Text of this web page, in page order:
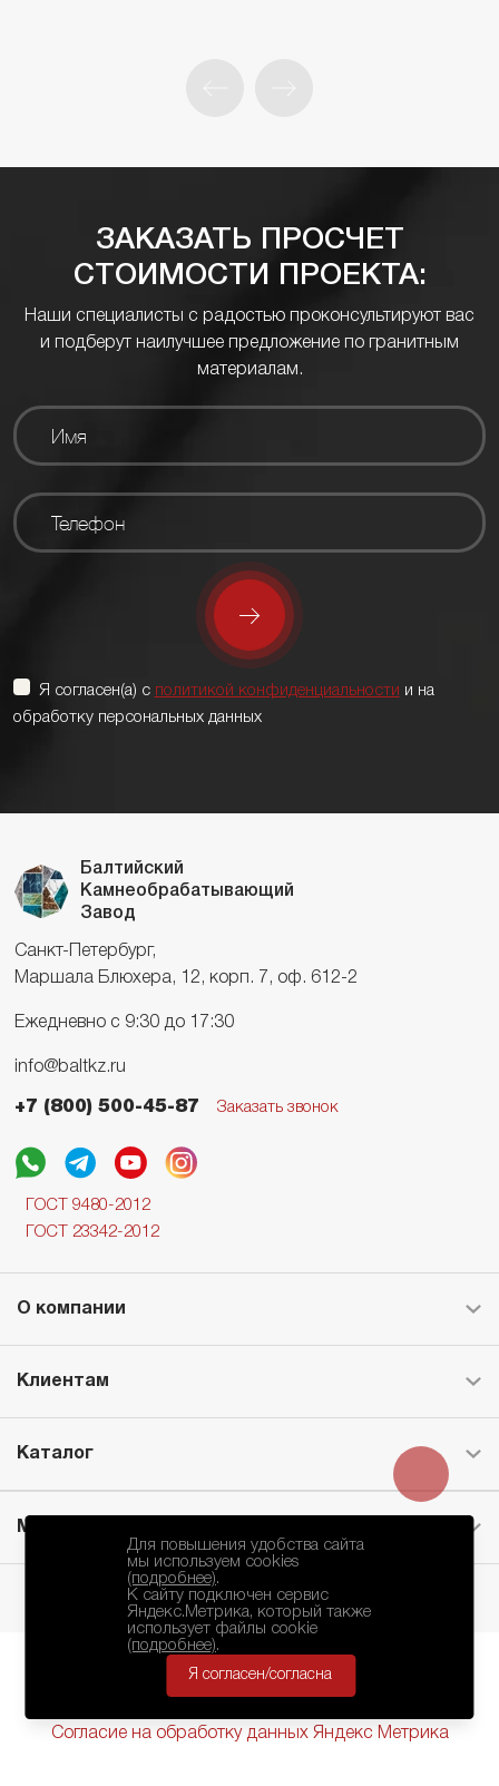
ЗАКАЗАТЬ ПРОСЧЕТ
СТОИМОСТИ ПРОЕКТА:
Наши специалисты с радостью проконсультируют вас
и подберут наилучшее предложение по гранитным
материалам.
Я согласен(а) с политикой конфиденциальности и на
обработку персональных данных
Балтийский
Камнеобрабатывающий
Завод
Санкт-Петербург,
Маршала Блюхера, 12, корп. 7, оф. 612-2
Ежедневно с 9:30 до 17:30
info@baltkz.ru
+7 (800) 500-45-87 Заказать звонок
ГОСТ 9480-2012
ГОСТ 23342-2012
О компании
Клиентам
Каталог
Месторождение
Согласие на обработку данных Яндекс Метрика
Для повышения удобства сайта
мы используем cookies
(подробнее).
К сайту подключен сервис
Яндекс.Метрика, который также
использует файлы cookie
(подробнее).
Я согласен/согласна